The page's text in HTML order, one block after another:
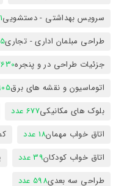
سرویس بهداشتی - دستشویی
طراحی مبلمان اداری - تجاری
جزئیات طراحی در و پنجره3630
اتوماسیون و نقشه های برق905
بلوک های مکانیکی677 عدد
اتاق خواب مهمان18 عدد
اتاق خواب کودکان39 عدد
طراحی سه بعدی598 عدد